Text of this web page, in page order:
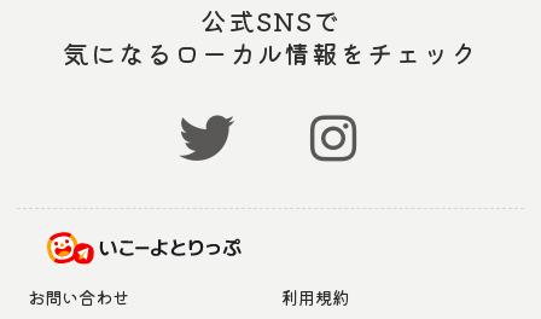
公式SNSで
気になるローカル情報をチェック
お問い合わせ 利用規約